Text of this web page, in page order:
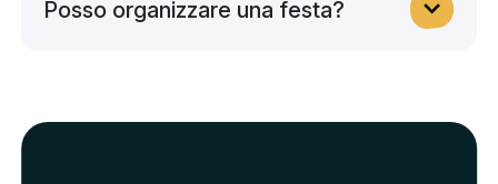
Posso organizzare una festa?